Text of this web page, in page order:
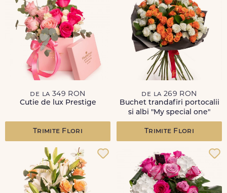
de la 349 RON
Cutie de lux Prestige
Trimite Flori
de la 269 RON
Buchet trandafiri portocalii
si albi "My special one"
Trimite Flori